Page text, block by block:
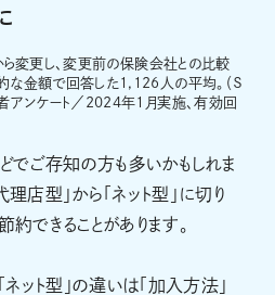
ら変更し、変更前の保険会社との比較
な金額で回答した1,126人の平均。（Ｓ
アンケート／2024年1月実施、有効回
でご存知の方も多いかもしれま
店型」から「ネット型」に切り
できることがあります。
ネット型」の違いは「加入方法」